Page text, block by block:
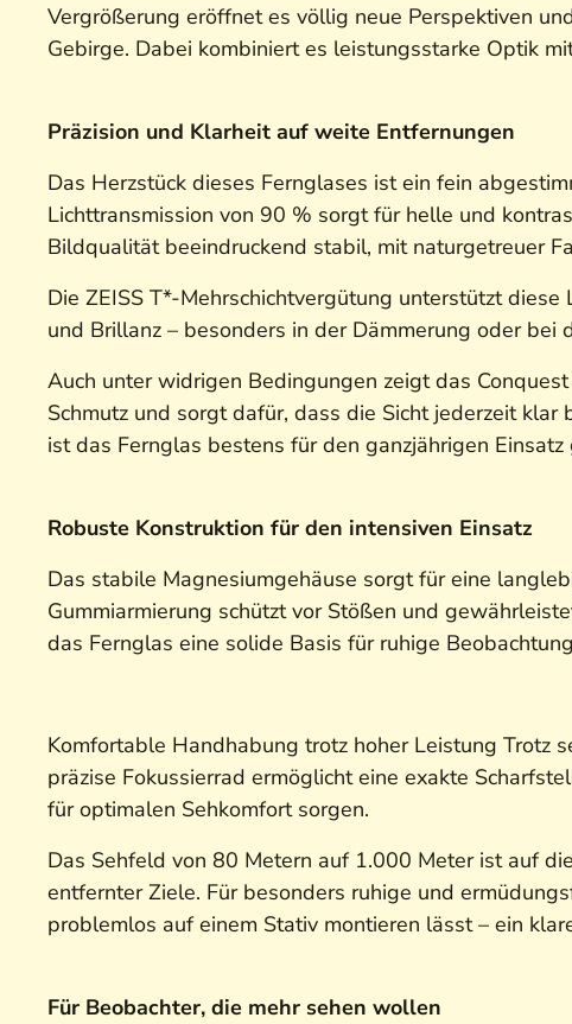
Vergrößerung eröffnet es völlig neue Perspektiven
Gebirge. Dabei kombiniert es leistungsstarke Optik
Präzision und Klarheit auf weite Entfernungen
Das Herzstück dieses Fernglases ist ein fein
Lichttransmission von 90 % sorgt für helle und
Bildqualität beeindruckend stabil, mit naturgetreuer
Die ZEISS T*-Mehrschichtvergütung unterstützt
und Brillanz – besonders in der Dämmerung oder bei
Auch unter widrigen Bedingungen zeigt das
Schmutz und sorgt dafür, dass die Sicht jederzeit
ist das Fernglas bestens für den ganzjährigen
Robuste Konstruktion für den intensiven Einsatz
Das stabile Magnesiumgehäuse sorgt für eine
Gummiarmierung schützt vor Stößen und
das Fernglas eine solide Basis für ruhige
Komfortable Handhabung trotz hoher Leistung Trotz
präzise Fokussierrad ermöglicht eine exakte
für optimalen Sehkomfort sorgen.
Das Sehfeld von 80 Metern auf 1.000 Meter ist auf
entfernter Ziele. Für besonders ruhige und
problemlos auf einem Stativ montieren lässt – ein
Für Beobachter, die mehr sehen wollen